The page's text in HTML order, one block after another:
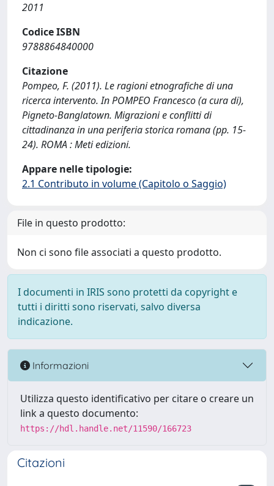
2011
Codice ISBN
9788864840000
Citazione
Pompeo, F. (2011). Le ragioni etnografiche di una
ricerca intervento. In POMPEO Francesco (a cura di),
Pigneto-Banglatown. Migrazioni e conflitti di
cittadinanza in una periferia storica romana (pp. 15-
24). ROMA : Meti edizioni.
Appare nelle tipologie:
2.1 Contributo in volume (Capitolo o Saggio)
File in questo prodotto:
Non ci sono file associati a questo prodotto.
I documenti in IRIS sono protetti da copyright e
tutti i diritti sono riservati, salvo diversa
indicazione.
Informazioni
Utilizza questo identificativo per citare o creare un
link a questo documento:
https://hdl.handle.net/11590/166723
Citazioni